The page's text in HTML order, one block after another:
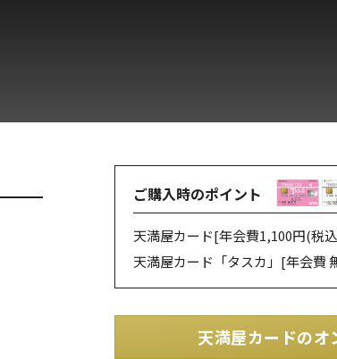
ご購入時のポイント
天満屋カード[年会費1,100円(税
天満屋カード「タスカ」 [年会費
天満屋カードのオ